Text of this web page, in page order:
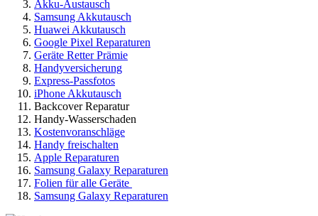
Akku-Austausch
Samsung Akkutausch
Huawei Akkutausch
Google Pixel Reparaturen
Geräte Retter Prämie
Handyversicherung
Express-Passfotos
iPhone Akkutausch
Backcover Reparatur
Handy-Wasserschaden
Kostenvoranschläge
Handy freischalten
Apple Reparaturen
Samsung Galaxy Reparaturen
Folien für alle Geräte
Samsung Galaxy Reparaturen